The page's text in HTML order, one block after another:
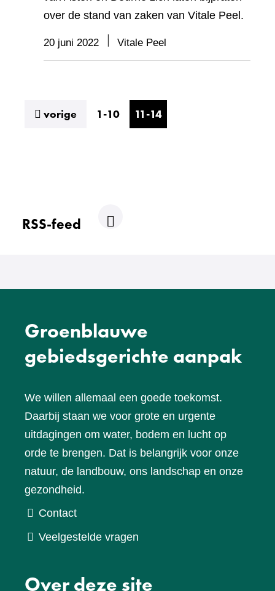
over de stand van zaken van Vitale Peel.
20 juni 2022 Vitale Peel
vorigeresultaten
1-10 11-14
RSS-feed
Groenblauwe
gebiedsgerichte aanpak
We willen allemaal een goede toekomst.
Daarbij staan we voor grote en urgente
uitdagingen om water, bodem en lucht op
orde te brengen. Dat is belangrijk voor onze
natuur, de landbouw, ons landschap en onze
gezondheid.
Contact
Veelgestelde vragen
Over deze site